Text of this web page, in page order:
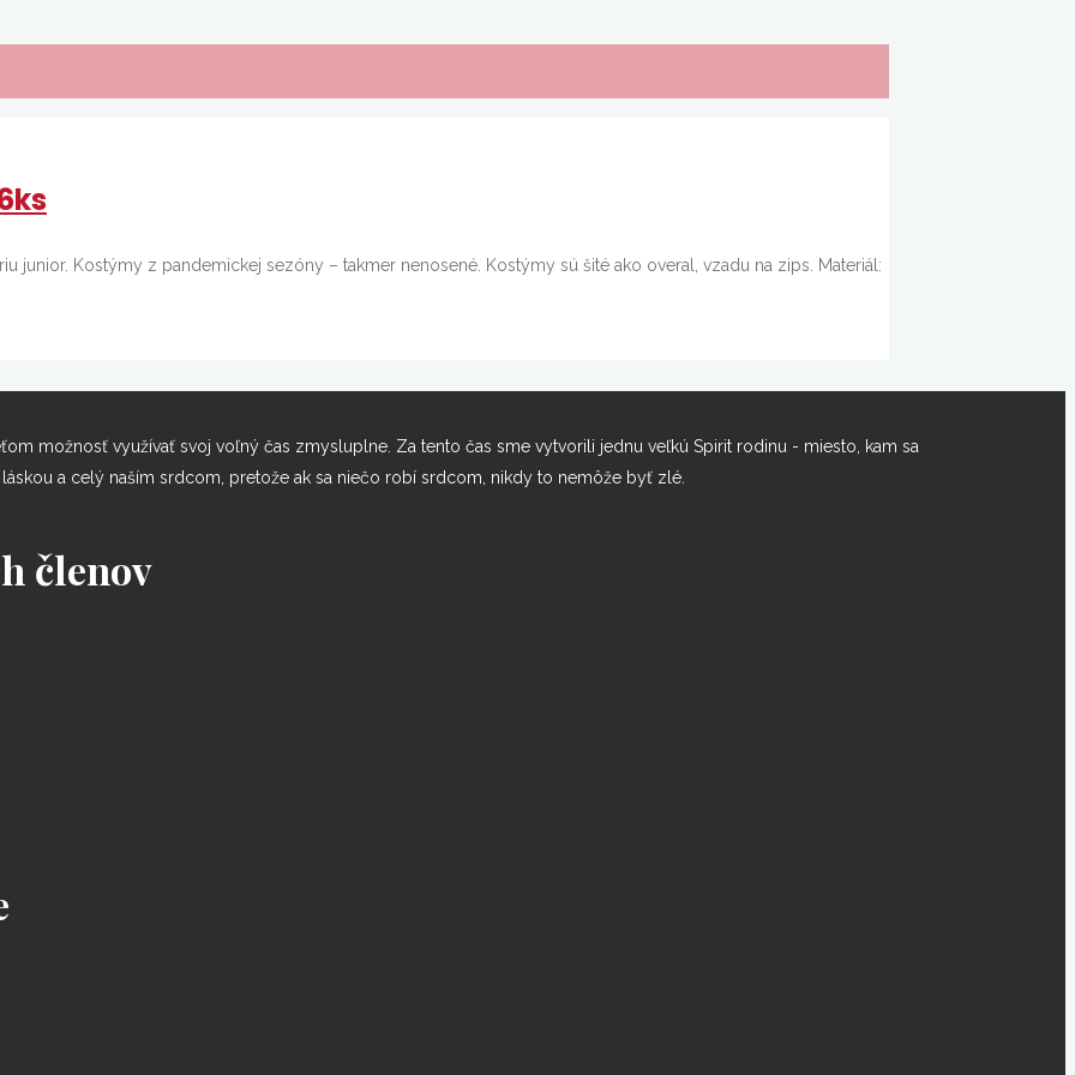
junior. Kostýmy z pandemickej sezóny – takmer nenosené. Kostýmy sú šité ako overal, vzadu na zips. Materiál:
možnosť využívať svoj voľný čas zmysluplne. Za tento čas sme vytvorili jednu veľkú Spirit rodinu - miesto, kam sa
a celý naším srdcom, pretože ak sa niečo robí srdcom, nikdy to nemôže byť zlé.
členov